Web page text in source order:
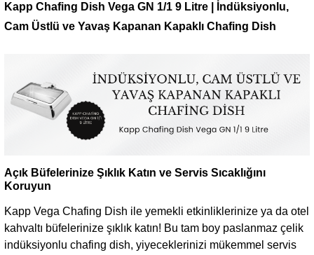
Kapp Chafing Dish Vega GN 1/1 9 Litre | İndüksiyonlu,
Cam Üstlü ve Yavaş Kapanan Kapaklı Chafing Dish
Açık Büfelerinize Şıklık Katın ve Servis Sıcaklığını
Koruyun
Kapp Vega Chafing Dish ile yemekli etkinliklerinize ya da otel
kahvaltı büfelerinize şıklık katın! Bu tam boy paslanmaz çelik
indüksiyonlu chafing dish, yiyeceklerinizi mükemmel servis